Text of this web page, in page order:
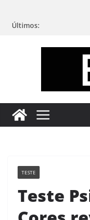
Últimos:
sua
Mente
TESTE
Teste